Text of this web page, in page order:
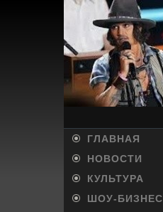
ГЛАВНАЯ
НОВОСТИ
КУЛЬТУРА
ШОУ-БИ­ЗНЕС